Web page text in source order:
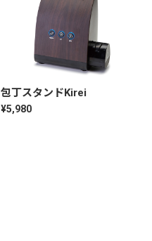
包丁スタンドKirei
¥5,980